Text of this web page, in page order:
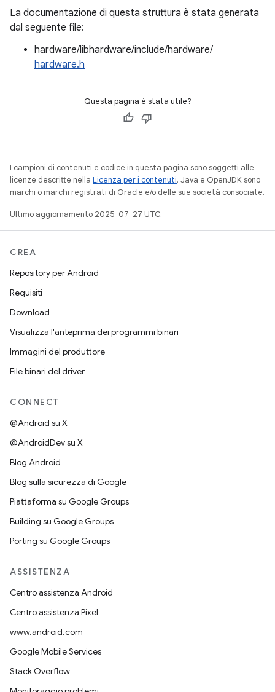
La documentazione di questa struttura è stata generata
dal seguente file:
hardware/libhardware/include/hardware/
hardware.h
Questa pagina è stata utile?
I campioni di contenuti e codice in questa pagina sono soggetti alle
licenze descritte nella Licenza per i contenuti. Java e OpenJDK sono
marchi o marchi registrati di Oracle e/o delle sue società consociate.
Ultimo aggiornamento 2025-07-27 UTC.
CREA
Repository per Android
Requisiti
Download
Visualizza l'anteprima dei programmi binari
Immagini del produttore
File binari del driver
CONNECT
@Android su X
@AndroidDev su X
Blog Android
Blog sulla sicurezza di Google
Piattaforma su Google Groups
Building su Google Groups
Porting su Google Groups
ASSISTENZA
Centro assistenza Android
Centro assistenza Pixel
www.android.com
Google Mobile Services
Stack Overflow